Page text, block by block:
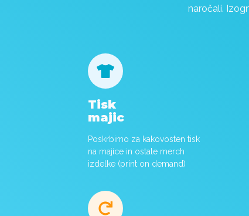
naročali.

Tisk
majic
Poskrbimo za kakovosten tisk
na majice in ostale merch
izdelke (print on demand)
